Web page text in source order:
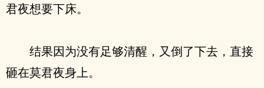
君夜想要下床。
结果因为没有足够清醒，又倒了下去，直接
砸在莫君夜身上。